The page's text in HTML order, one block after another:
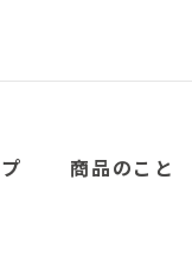
商品のこと